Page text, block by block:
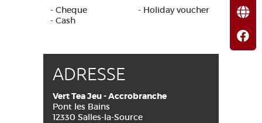
- Cheque
- Holiday voucher
- Cash
ADRESSE
Vert Tea Jeu - Accrobranche
Pont les Bains
12330 Salles-la-Source